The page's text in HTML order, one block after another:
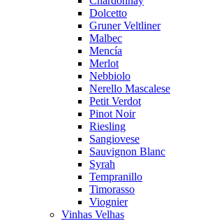
Dolcetto
Gruner Veltliner
Malbec
Mencía
Merlot
Nebbiolo
Nerello Mascalese
Petit Verdot
Pinot Noir
Riesling
Sangiovese
Sauvignon Blanc
Syrah
Tempranillo
Timorasso
Viognier
Vinhas Velhas